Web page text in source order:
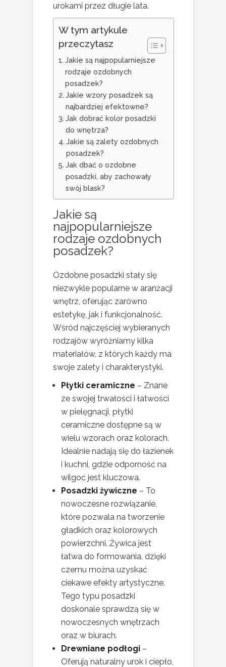
urokami przez długie lata.
W tym artykule
przeczytasz
Jakie są najpopularniejsze
rodzaje ozdobnych
posadzek?
Jakie wzory posadzek są
najbardziej efektowne?
Jak dobrać kolor posadzki
do wnętrza?
Jakie są zalety ozdobnych
posadzek?
Jak dbać o ozdobne
posadzki, aby zachowały
swój blask?
Jakie są
najpopularniejsze
rodzaje ozdobnych
posadzek?
Ozdobne posadzki stały się
niezwykle popularne w aranżacji
wnętrz, oferując zarówno
estetykę, jak i funkcjonalność.
Wśród najczęściej wybieranych
rodzajów wyróżniamy kilka
materiałów, z których każdy ma
swoje zalety i charakterystyki.
Płytki ceramiczne – Znane
ze swojej trwałości i łatwości
w pielęgnacji, płytki
ceramiczne dostępne są w
wielu wzorach oraz kolorach.
Idealnie nadają się do łazienek
i kuchni, gdzie odporność na
wilgoć jest kluczowa.
Posadzki żywiczne – To
nowoczesne rozwiązanie,
które pozwala na tworzenie
gładkich oraz kolorowych
powierzchni. Żywica jest
łatwa do formowania, dzięki
czemu można uzyskać
ciekawe efekty artystyczne.
Tego typu posadzki
doskonale sprawdzą się w
nowoczesnych wnętrzach
oraz w biurach.
Drewniane podłogi –
Oferują naturalny urok i ciepło,